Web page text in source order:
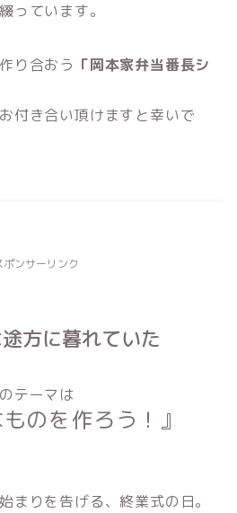
っています。
り合おう 「岡本家弁当番長シ
付き合い頂けますと幸いで
ポンサーリンク
方に暮れていた
テーマは
のを作ろう！』
まりを告げる、終業式の日。